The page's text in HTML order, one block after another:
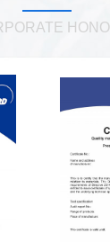
材微观品质的“火
在特种管材领域深
用方向上的持续投